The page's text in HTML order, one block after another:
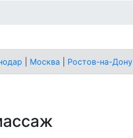
Москва Ростов-на-Дону